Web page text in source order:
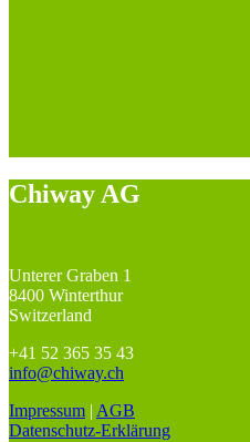
Chiway AG
Unterer Graben 1
8400 Winterthur
Switzerland
+41 52 365 35 43
info@chiway.ch
Impressum | AGB
Datenschutz-Erklärung